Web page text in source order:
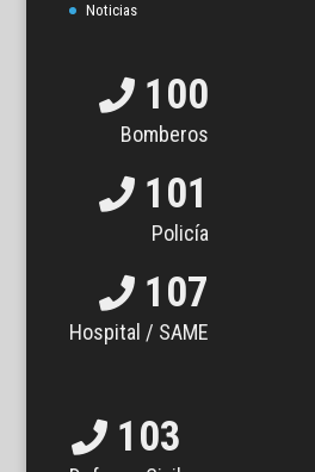
Noticias
100
Bomberos
101
Policía
107
Hospital / SAME
103